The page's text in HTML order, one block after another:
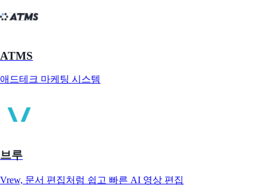
ATMS
애드테크 마케팅 시스템
브루
Vrew, 문서 편집처럼 쉽고 빠른 AI 영상 편집